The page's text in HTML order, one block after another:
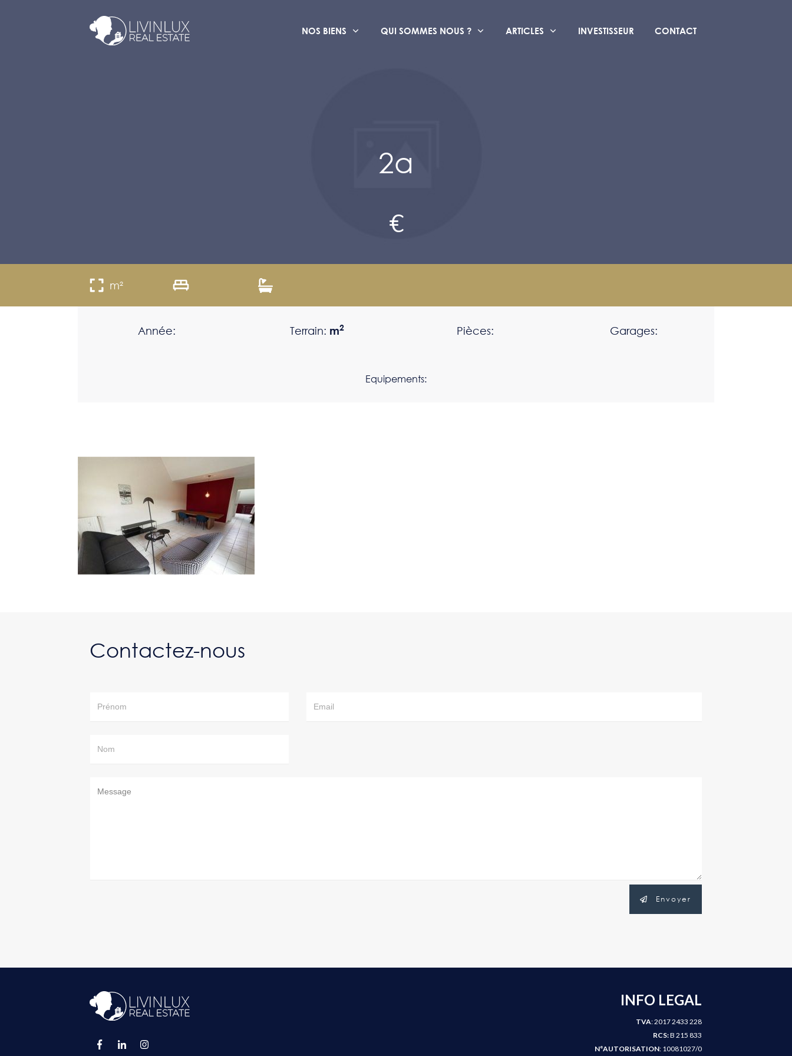
NOS BIENS QUI SOMMES NOUS ? ARTICLES INVESTISSEUR CONTACT
2a
€
m²
Année: Terrain: m2 Pièces: Garages:
Equipements:
Contactez-nous
Envoyer
INFO LEGAL
TVA: 2017 2433 228
RCS:B 215 833
N°AUTORISATION: 10081027/0